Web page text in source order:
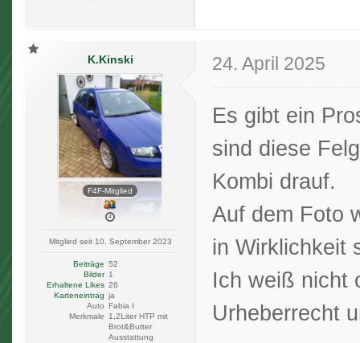
K.Kinski
F4F-Mitglied
Mitglied seit 10. September 2023
Beiträge 52
Bilder 1
Erhaltene Likes 26
Karteneintrag ja
Auto Fabia I
Merkmale
1,2Liter HTP mit
Brot&Butter
Ausstattung
24. April 2025
Es gibt ein
sind diese
Kombi drauf.
Auf dem Foto
in Wirklichkeit
Ich weiß nicht
Urheberrecht